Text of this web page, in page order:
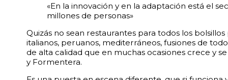
«En la innovación y en la adaptación está el
millones de personas»
Quizás no sean restaurantes para todos los
italianos, peruanos, mediterráneos, fusiones de
de alta calidad que en muchas ocasiones crece y
y Formentera.